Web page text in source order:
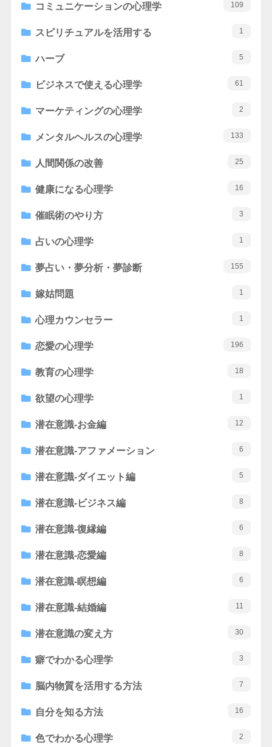
コミュニケーションの心理学 109
スピリチュアルを活用する 1
ハーブ 5
ビジネスで使える心理学 61
マーケティングの心理学 2
メンタルヘルスの心理学 133
人間関係の改善 25
健康になる心理学 16
催眠術のやり方 3
占いの心理学 1
夢占い・夢分析・夢診断 155
嫁姑問題 1
心理カウンセラー 1
恋愛の心理学 196
教育の心理学 18
欲望の心理学 1
潜在意識-お金編 12
潜在意識-アファメーション 6
潜在意識-ダイエット編 5
潜在意識-ビジネス編 8
潜在意識-復縁編 6
潜在意識-恋愛編 8
潜在意識-瞑想編 6
潜在意識-結婚編 11
潜在意識の変え方 30
癖でわかる心理学 3
脳内物質を活用する方法 7
自分を知る方法 16
色でわかる心理学 2